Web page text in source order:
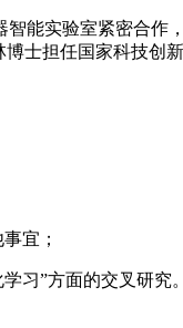
能实验室紧密合作
士担任国家科技创
宜；
习”方面的交叉研究。